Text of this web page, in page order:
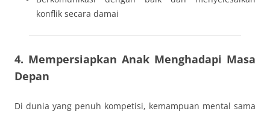
konflik secara damai
4. Mempersiapkan Anak Menghadapi Masa
Depan
Di dunia yang penuh kompetisi, kemampuan mental sama